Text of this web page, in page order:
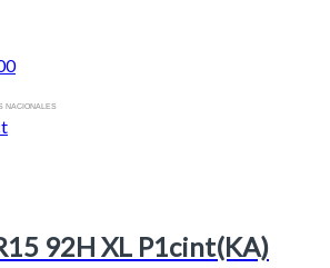
NACIONALES
92H XL P1cint(KA)